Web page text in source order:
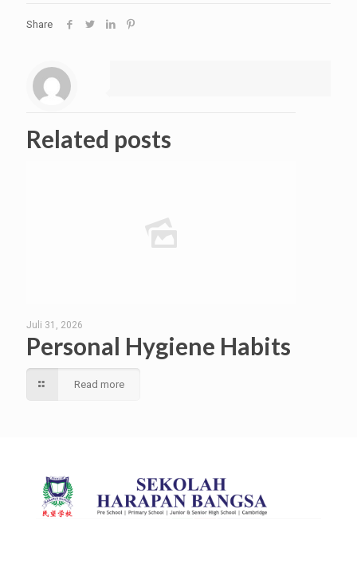
Share
Related posts
Juli 31, 2026
Personal Hygiene Habits
Read more